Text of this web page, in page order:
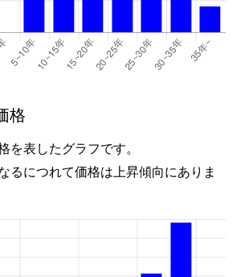
格
を表したグラフです。
るにつれて価格は上昇傾向にありま